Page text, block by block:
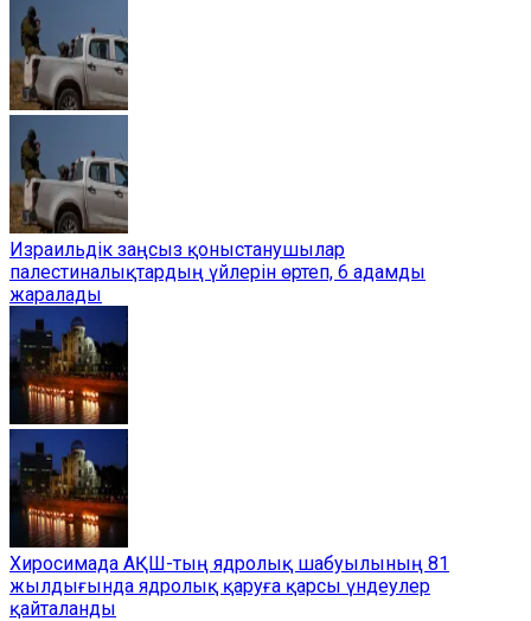
Израильдік заңсыз қоныстанушылар
палестиналықтардың үйлерін өртеп, 6 адамды
жаралады
Хиросимада АҚШ-тың ядролық шабуылының 81
жылдығында ядролық қаруға қарсы үндеулер
қайталанды